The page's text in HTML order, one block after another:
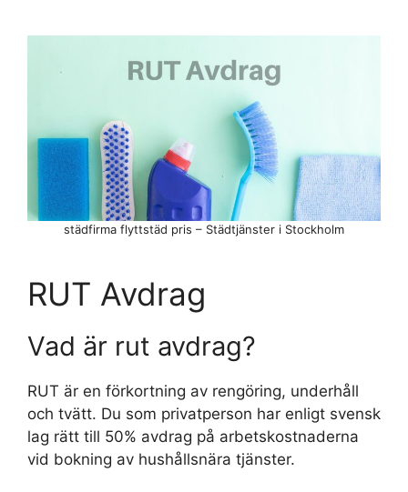
RUT Avdrag
Vad är rut avdrag?
RUT är en förkortning av rengöring, underhåll
och tvätt. Du som privatperson har enligt svensk
lag rätt till 50% avdrag på arbetskostnaderna
vid bokning av hushållsnära tjänster.
städfirma flyttstäd pris – Städtjänster i Stockholm